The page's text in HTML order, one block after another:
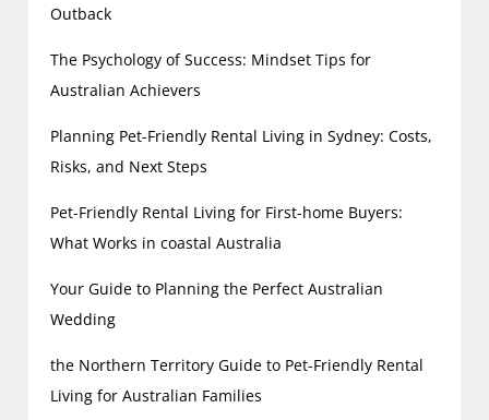
Outback
The Psychology of Success: Mindset Tips for
Australian Achievers
Planning Pet-Friendly Rental Living in Sydney: Costs,
Risks, and Next Steps
Pet-Friendly Rental Living for First-home Buyers:
What Works in coastal Australia
Your Guide to Planning the Perfect Australian
Wedding
the Northern Territory Guide to Pet-Friendly Rental
Living for Australian Families